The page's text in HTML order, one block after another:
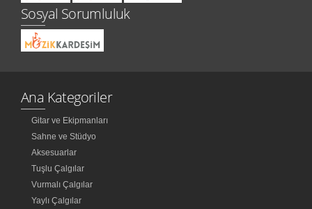
Sosyal Sorumluluk
Ana Kategoriler
Gitar ve Ekipmanları
Sahne ve Stüdyo
Aksesuarlar
Tuşlu Çalgılar
Vurmalı Çalgılar
Yaylı Çalgılar